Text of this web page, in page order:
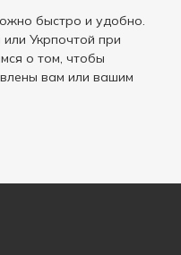
быстро и удобно.
Укрпочтой при
о том, чтобы
вам или вашим